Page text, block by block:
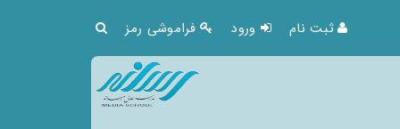
ثبت نام ورود فراموشی رمز